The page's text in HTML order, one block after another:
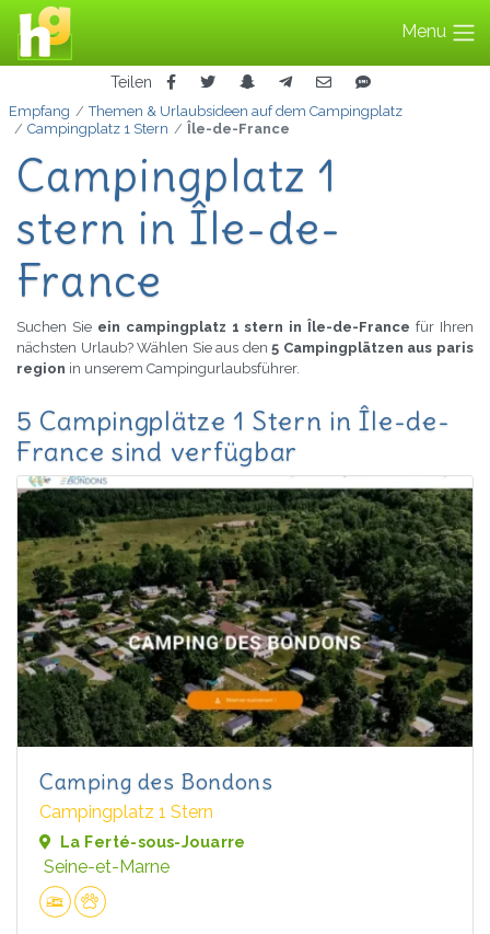
Menu
Teilen
Empfang
Themen & Urlaubsideen auf dem Campingplatz
Campingplatz 1 Stern
Île-de-France
Campingplatz 1
stern in Île-de-
France
Suchen Sie ein campingplatz 1 stern in Île-de-Francefür Ihren
nächsten Urlaub? Wählen Sie aus den5 Campingplätzen aus paris
region in unserem Campingurlaubsführer.
5 Campingplätze 1 Stern in Île-de-
France sind verfügbar
Camping des Bondons
Campingplatz 1 Stern
La Ferté-sous-Jouarre
Seine-et-Marne